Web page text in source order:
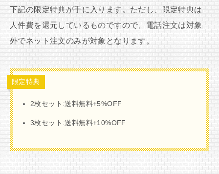
下記の限定特典が手に入ります。ただし、限定特典は
人件費を還元しているものですので、電話注文は対象
外でネット注文のみが対象となります。
限定特典
2枚セット:送料無料+5%OFF
3枚セット:送料無料+10%OFF